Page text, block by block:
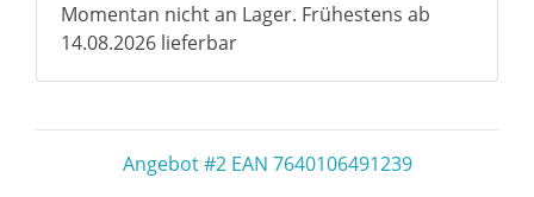
Momentan nicht an Lager. Frühestens ab
14.08.2026 lieferbar
Angebot #2 EAN 7640106491239